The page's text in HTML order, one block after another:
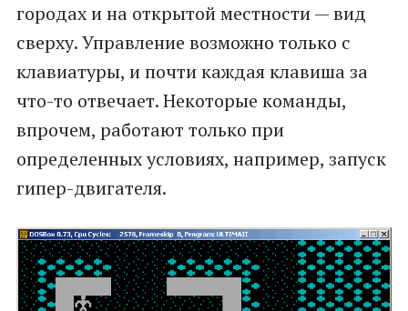
городах и на открытой местности — вид
сверху. Управление возможно только с
клавиатуры, и почти каждая клавиша за
что-то отвечает. Некоторые команды,
впрочем, работают только при
определенных условиях, например, запуск
гипер-двигателя.